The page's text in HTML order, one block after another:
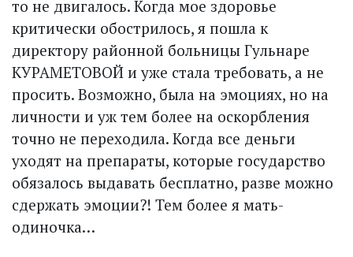
то не двигалось. Когда мое здоровье
критически обострилось, я пошла к
директору районной больницы Гульнаре
КУРАМЕТОВОЙ и уже стала требовать, а не
просить. Возможно, была на эмоциях, но на
личности и уж тем более на оскорбления
точно не переходила. Когда все деньги
уходят на препараты, которые государство
обязалось выдавать бесплатно, разве можно
сдержать эмоции?! Тем более я мать-
одиночка…